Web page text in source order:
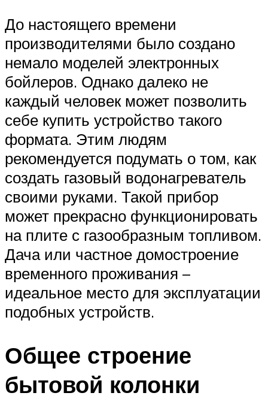
До настоящего времени
производителями было создано
немало моделей электронных
бойлеров. Однако далеко не
каждый человек может позволить
себе купить устройство такого
формата. Этим людям
рекомендуется подумать о том, как
создать газовый водонагреватель
своими руками. Такой прибор
может прекрасно функционировать
на плите с газообразным топливом.
Дача или частное домостроение
временного проживания –
идеальное место для эксплуатации
подобных устройств.
Общее строение
бытовой колонки